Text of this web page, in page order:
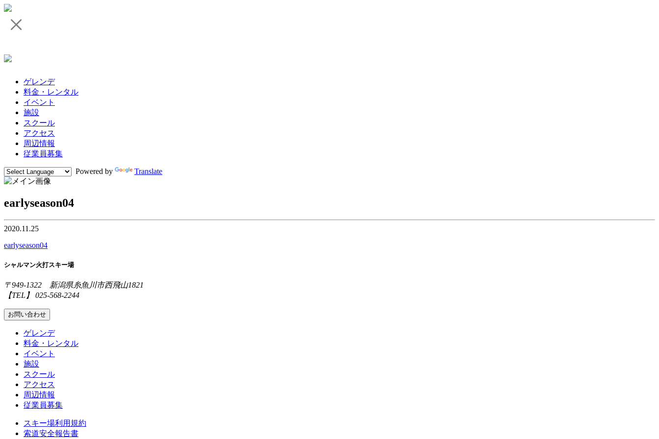
ゲレンデ
料金・レンタル
イベント
施設
スクール
アクセス
周辺情報
従業員募集
Powered by Translate
earlyseason04
2020.11.25
earlyseason04
シャルマン火打スキー場
〒949-1322 新潟県糸魚川市西飛山1821
【TEL】 025-568-2244
お問い合わせ
ゲレンデ
料金・レンタル
イベント
施設
スクール
アクセス
周辺情報
従業員募集
スキー場利用規約
索道安全報告書